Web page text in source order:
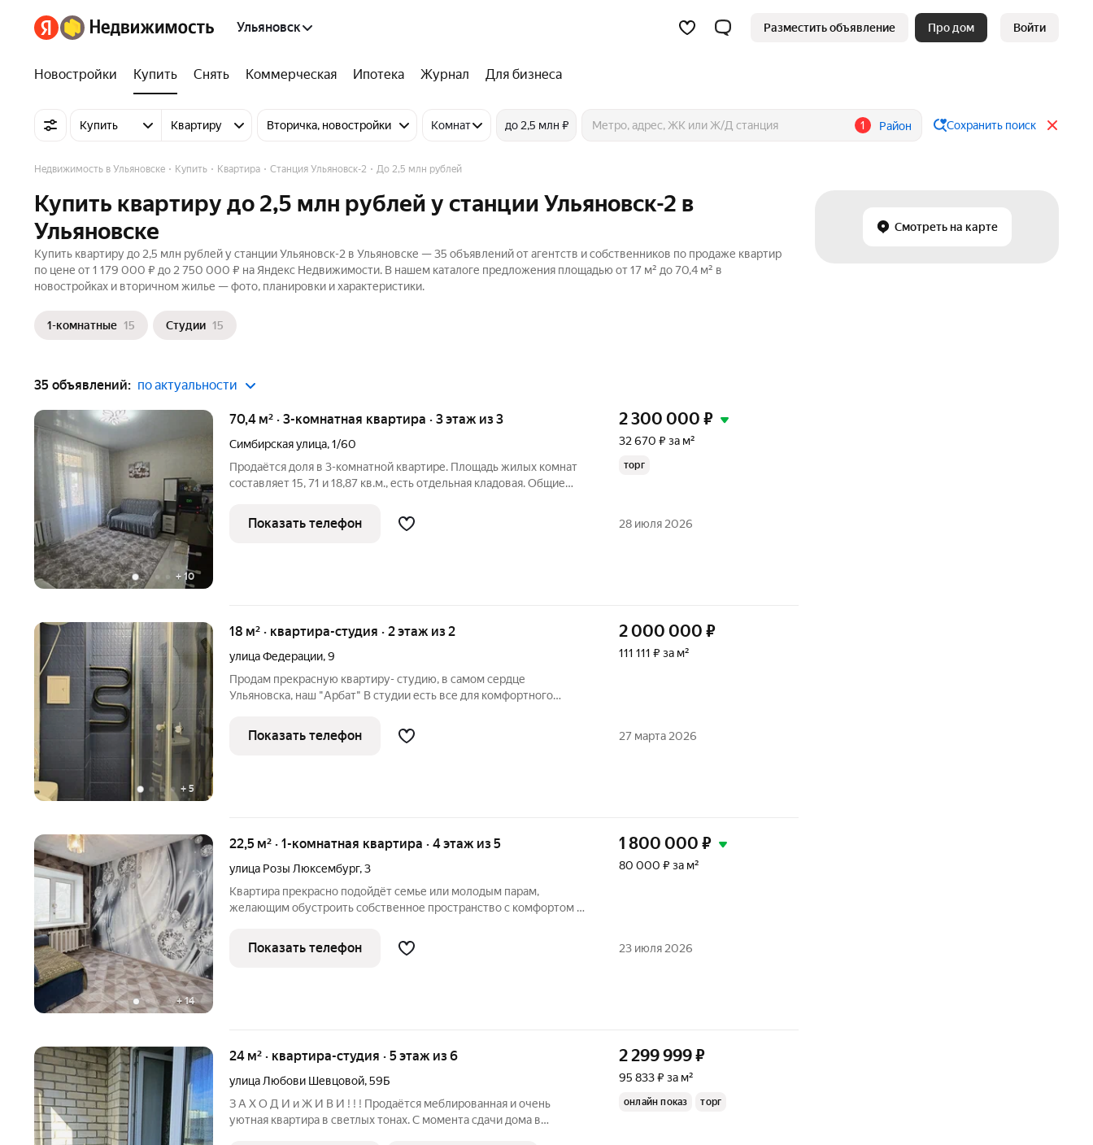
Ульяновск Разместить объявление Про дом Войти
Новостройки Купить Снять Коммерческая Ипотека Журнал Для бизнеса
Купить Квартиру Вторичка, новостройки Комнат до 2,5 млн ₽ 1 Район Сохранить поиск
Смотреть на карте
Недвижимость в Ульяновске Купить Квартира Станция Ульяновск-2 До 2,5 млн рублей
Купить квартиру до 2,5 млн рублей у станции Ульяновск-2 в
Ульяновске
Купить квартиру до 2,5 млн рублей у станции Ульяновск-2 в Ульяновске — 35 объявлений от агентств и собственников по продаже квартир
по цене от 1 179 000 ₽ до 2 750 000 ₽ на Яндекс Недвижимости. В нашем каталоге предложения площадью от 17 м² до 70,4 м² в
новостройках и вторичном жилье — фото, планировки и характеристики.
1-комнатные 15 Студии 15
35 объявлений: по актуальности
+ 10
70,4 м² · 3-комнатная квартира · 3 этаж из 3
Симбирская улица,1/60
Продаётся доля в 3-комнатной квартире. Площадь жилых комнат
составляет 15, 71 и 18,87 кв.м., есть отдельная кладовая. Общие
Комнаты все изолированные. Соседи не проживают, есть
возможно в
2 300 000 ₽
32 670 ₽ за м²
торг
Показать телефон 28 июля 2026
+ 5
18 м² · квартира-студия · 2 этаж из 2
улица Федерации,9
Продам прекрасную квартиру- студию, в самом сердце
Ульяновска, наш "Арбат" В студии есть все для комфортного
доступности. Множество кафе и ресторанов на любой вкус.
Студия расположена в
2 000 000 ₽
111 111 ₽ за м²
Показать телефон 27 марта 2026
+14
22,5 м² · 1-комнатная квартира · 4 этаж из 5
улица Розы Люксембург,3
Квартира прекрасно подойдёт семье или молодым парам,
желающим обустроить собственное пространство с комфортом и
планировка. Пространство разделено на две отдельные комнаты
удобной не несущей
1 800 000 ₽
80 000 ₽ за м²
Показать телефон 23 июля 2026
24 м² · квартира-студия · 5 этаж из 6
улица Любови Шевцовой,59Б
З А Х О Д И и Ж И В И ! ! ! Продаётся меблированная и очень
уютная квартира в светлых тонах. С момента сдачи дома в
2 299 999₽
95 833 ₽ за м²
онлайн показ торг